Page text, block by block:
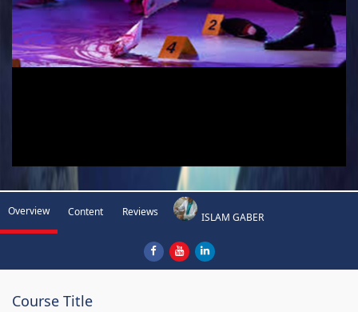
Overview Content Reviews ISLAM GABER
Course Title